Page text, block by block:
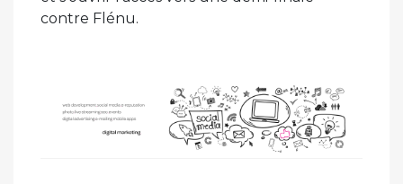
contre Flénu.